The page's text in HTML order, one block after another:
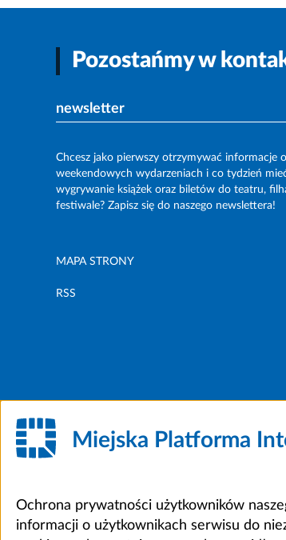
Pozostańmy w
newsletter
Chcesz jako pierwszy otrzymywać informacje o
weekendowych wydarzeniach i co tydzień
wygrywanie książek oraz biletów do teatru,
festiwale? Zapisz się do naszego newslettera!
MAPA STRONY
RSS
Miejska Platforma
Ochrona prywatności użytkowników
informacji o użytkownikach serwisu do